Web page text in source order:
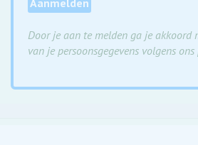
Door je aan te melden ga je akkoord
van je persoonsgegevens volgens